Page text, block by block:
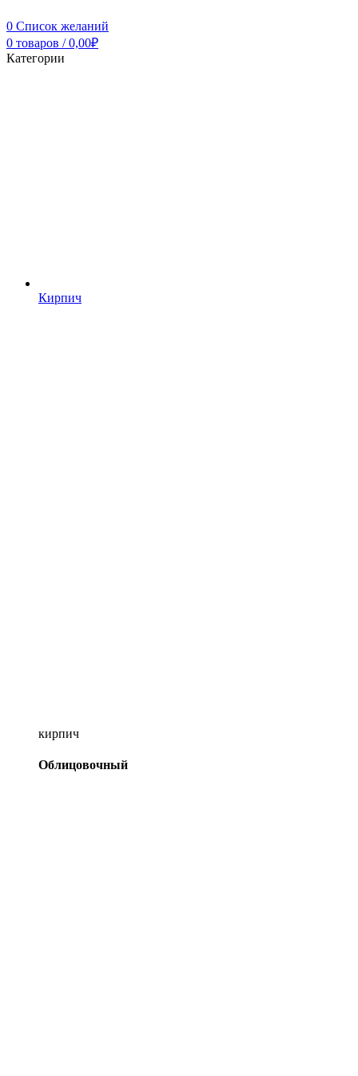
0 Список желаний
0 товаров / 0,00₽
Категории
Кирпич
кирпич
Облицовочный